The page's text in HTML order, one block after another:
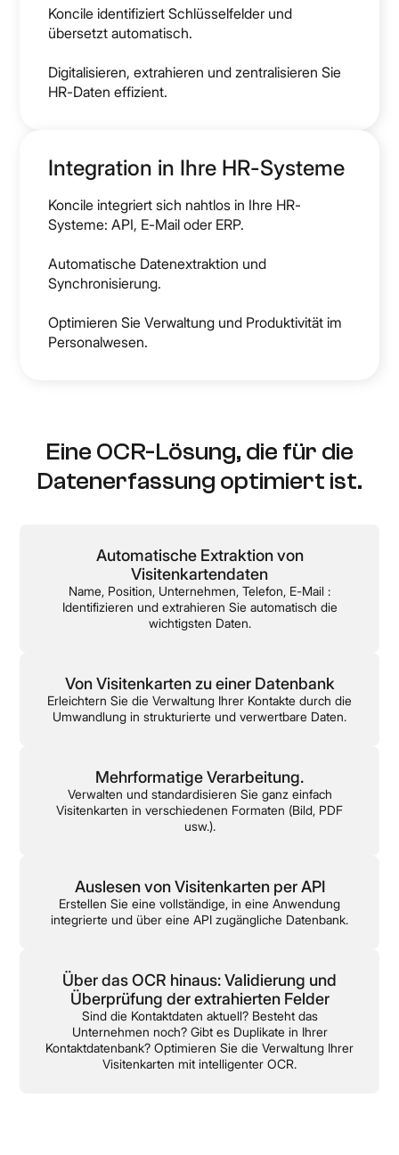
Koncile identifiziert Schlüsselfelder und
übersetzt automatisch.
Digitalisieren, extrahieren und zentralisieren Sie
HR-Daten effizient.
Integration in Ihre HR-Systeme
Koncile integriert sich nahtlos in Ihre HR-
Systeme: API, E-Mail oder ERP.
Automatische Datenextraktion und
Synchronisierung.
Optimieren Sie Verwaltung und Produktivität im
Personalwesen.
Eine OCR-Lösung, die für die
Datenerfassung optimiert ist.
Automatische Extraktion von
Visitenkartendaten
Name, Position, Unternehmen, Telefon, E-Mail :
Identifizieren und extrahieren Sie automatisch die
wichtigsten Daten.
Von Visitenkarten zu einer Datenbank
Erleichtern Sie die Verwaltung Ihrer Kontakte durch die
Umwandlung in strukturierte und verwertbare Daten.
Mehrformatige Verarbeitung.
Verwalten und standardisieren Sie ganz einfach
Visitenkarten in verschiedenen Formaten (Bild, PDF
usw.).
Auslesen von Visitenkarten per API
Erstellen Sie eine vollständige, in eine Anwendung
integrierte und über eine API zugängliche Datenbank.
Über das OCR hinaus: Validierung und
Überprüfung der extrahierten Felder
Sind die Kontaktdaten aktuell? Besteht das
Unternehmen noch? Gibt es Duplikate in Ihrer
Kontaktdatenbank? Optimieren Sie die Verwaltung Ihrer
Visitenkarten mit intelligenter OCR.